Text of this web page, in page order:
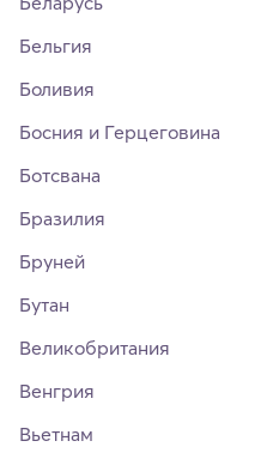
Бельгия
Боливия
Босния и Герцеговина
Ботсвана
Бразилия
Бруней
Бутан
Великобритания
Венгрия
Вьетнам